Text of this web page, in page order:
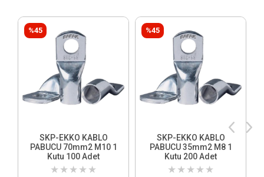
SKP-EKKO KABLO
PABUCU 70mm2 M10 1
Kutu 100 Adet
★ ★ ★ ★ ★
%45
SKP-EKKO KABLO
PABUCU 35mm2 M8 1
Kutu 200 Adet
★ ★ ★ ★ ★
%45